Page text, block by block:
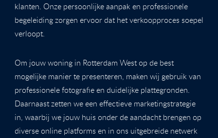
klanten. Onze persoonlijke aanpak en professionele
begeleiding zorgen ervoor dat het verkoopproces soepel
verloopt.
Om jouw woning in Rotterdam West op de best
mogelijke manier te presenteren, maken wij gebruik van
professionele fotografie en duidelijke plattegronden.
Daarnaast zetten we een effectieve marketingstrategie
in, waarbij we jouw huis onder de aandacht brengen op
diverse online platforms en in ons uitgebreide netwerk